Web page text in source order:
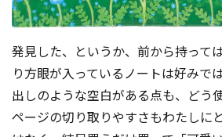
発見した、というか、前から持って
り方眼が入っているノートは好みで
出しのような空白がある点も、どう
ページの切り取りやすさもわたしに